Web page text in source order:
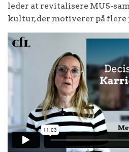
leder at revitalisere MUS-
kultur, der motiverer på flere